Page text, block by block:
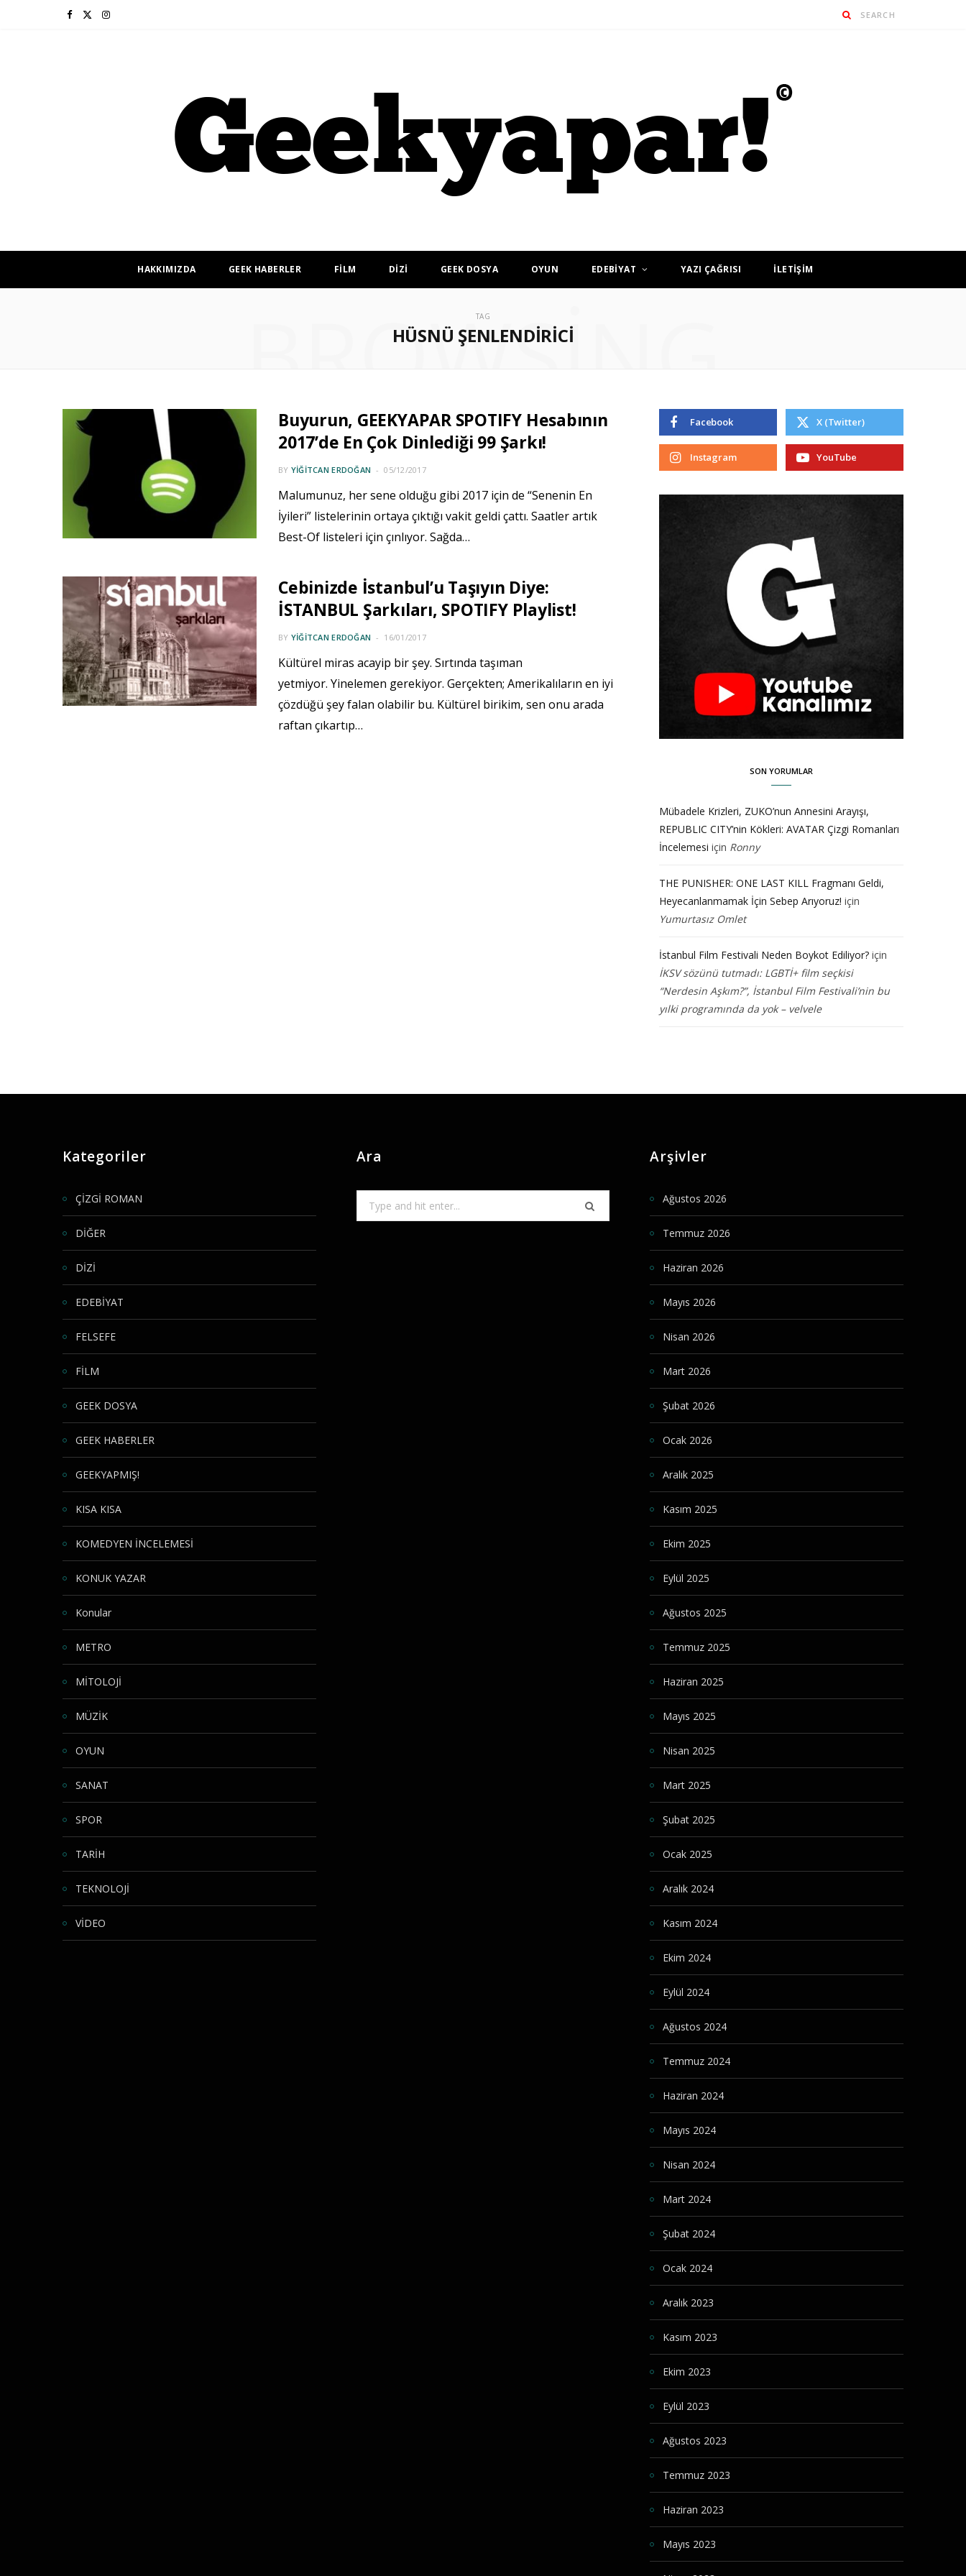
F I
HAKKIMIZDA GEEK HABERLER FİLM DİZİ GEEK DOSYA OYUN EDEBİYAT YAZI ÇAĞRISI İLETİŞİM
TAG
HÜSNÜ ŞENLENDIRICI
BROWSING
Buyurun, GEEKYAPAR SPOTIFY Hesabının
2017’de En Çok Dinlediği 99 Şarkı!
BY YIĞITCAN ERDOĞAN 05/12/2017
Malumunuz, her sene olduğu gibi 2017 için de “Senenin En
İyileri” listelerinin ortaya çıktığı vakit geldi çattı. Saatler artık
Best-Of listeleri için çınlıyor. Sağda…
Cebinizde İstanbul’u Taşıyın Diye:
İSTANBUL Şarkıları, SPOTIFY Playlist!
BY YIĞITCAN ERDOĞAN 16/01/2017
Kültürel miras acayip bir şey. Sırtında taşıman
yetmiyor. Yinelemen gerekiyor. Gerçekten; Amerikalıların en iyi
çözdüğü şey falan olabilir bu. Kültürel birikim, sen onu arada
raftan çıkartıp…
Facebook X (Twitter)
Instagram YouTube
SON YORUMLAR
Mübadele Krizleri, ZUKO’nun Annesini Arayışı,
REPUBLIC CITY’nin Kökleri: AVATAR Çizgi Romanları
İncelemesi için Ronny
THE PUNISHER: ONE LAST KILL Fragmanı Geldi,
Heyecanlanmamak İçin Sebep Arıyoruz! için
Yumurtasız Omlet
İstanbul Film Festivali Neden Boykot Ediliyor? için
İKSV sözünü tutmadı: LGBTİ+ film seçkisi
“Nerdesin Aşkım?”, İstanbul Film Festivali’nin bu
yılki programında da yok – velvele
Kategoriler
ÇİZGİ ROMAN
DİĞER
DİZİ
EDEBİYAT
FELSEFE
FİLM
GEEK DOSYA
GEEK HABERLER
GEEKYAPMIŞ!
KISA KISA
KOMEDYEN İNCELEMESİ
KONUK YAZAR
Konular
METRO
MİTOLOJİ
MÜZİK
OYUN
SANAT
SPOR
TARİH
TEKNOLOJİ
VİDEO
Ara
for:
Arşivler
Ağustos 2026
Temmuz 2026
Haziran 2026
Mayıs 2026
Nisan 2026
Mart 2026
Şubat 2026
Ocak 2026
Aralık 2025
Kasım 2025
Ekim 2025
Eylül 2025
Ağustos 2025
Temmuz 2025
Haziran 2025
Mayıs 2025
Nisan 2025
Mart 2025
Şubat 2025
Ocak 2025
Aralık 2024
Kasım 2024
Ekim 2024
Eylül 2024
Ağustos 2024
Temmuz 2024
Haziran 2024
Mayıs 2024
Nisan 2024
Mart 2024
Şubat 2024
Ocak 2024
Aralık 2023
Kasım 2023
Ekim 2023
Eylül 2023
Ağustos 2023
Temmuz 2023
Haziran 2023
Mayıs 2023